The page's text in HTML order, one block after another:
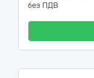
без ПДВ